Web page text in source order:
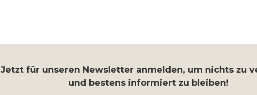
Jetzt für unseren Newsletter anmelden, um nichts zu
und bestens informiert zu bleiben!